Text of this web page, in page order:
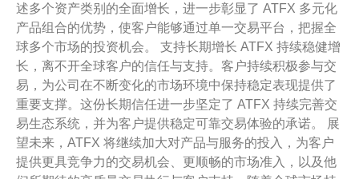
述多个资产类别的全面增长，进一步彰显了 ATFX 多元化
产品组合的优势，使客户能够通过单一交易平台，把握全
球多个市场的投资机会。 支持长期增长 ATFX 持续稳健增
长，离不开全球客户的信任与支持。客户持续积极参与交
易，为公司在不断变化的市场环境中保持稳定表现提供了
重要支撑。这份长期信任进一步坚定了 ATFX 持续完善交
易生态系统，并为客户提供稳定可靠交易体验的承诺。 展
望未来，ATFX 将继续加大对产品与服务的投入，为客户
提供更具竞争力的交易机会、更顺畅的市场准入，以及他